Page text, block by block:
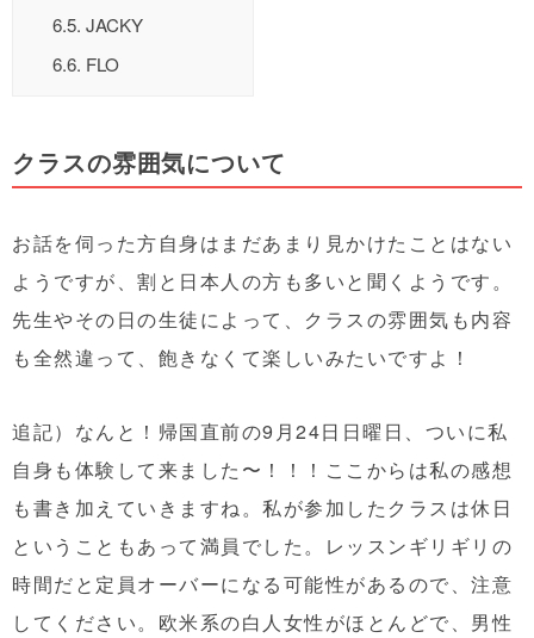
6.5. JACKY
6.6. FLO
クラスの雰囲気について
お話を伺った方自身はまだあまり見かけたことはない
ようですが、割と日本人の方も多いと聞くようです。
先生やその日の生徒によって、クラスの雰囲気も内容
も全然違って、飽きなくて楽しいみたいですよ！
追記）なんと！帰国直前の9月24日日曜日、ついに私
自身も体験して来ました〜！！！ここからは私の感想
も書き加えていきますね。私が参加したクラスは休日
ということもあって満員でした。レッスンギリギリの
時間だと定員オーバーになる可能性があるので、注意
してください。欧米系の白人女性がほとんどで、男性